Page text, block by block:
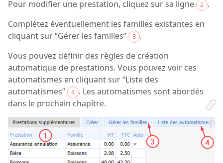
Pour modifier une prestation, cliquez sur sa ligne
2 .
Complétez éventuellement les familles existantes en
cliquant sur “Gérer les familles”
3 .
Vous pouvez définir des règles de création
automatique de prestations. Vous pouvez voir ces
automatismes en cliquant sur “Liste des
automatismes”
4 . Les automatismes sont abordés
dans le prochain chapître.